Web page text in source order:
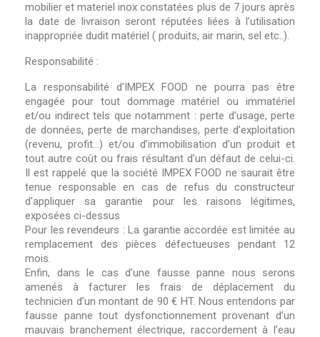
mobilier et materiel inox constatées plus de 7 jours après
la date de livraison seront réputées liées à l’utilisation
inappropriée dudit matériel ( produits, air marin, sel etc..).
Responsabilité :
La responsabilité d’IMPEX FOOD ne pourra pas être
engagée pour tout dommage matériel ou immatériel
et/ou indirect tels que notamment : perte d’usage, perte
de données, perte de marchandises, perte d’exploitation
(revenu, profit…) et/ou d’immobilisation d’un produit et
tout autre coût ou frais résultant d’un défaut de celui-ci.
Il est rappelé que la société IMPEX FOOD ne saurait être
tenue responsable en cas de refus du constructeur
d'appliquer sa garantie pour les raisons légitimes,
exposées ci-dessus
Pour les revendeurs : La garantie accordée est limitée au
remplacement des pièces défectueuses pendant 12
mois.
Enfin, dans le cas d’une fausse panne nous serons
amenés à facturer les frais de déplacement du
technicien d’un montant de 90 € HT. Nous entendons par
fausse panne tout dysfonctionnement provenant d’un
mauvais branchement électrique, raccordement à l’eau